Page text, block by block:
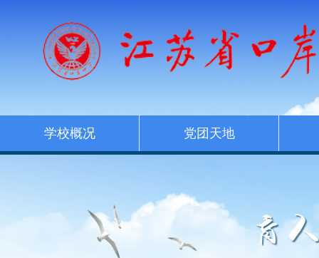
学校概况 党团天地